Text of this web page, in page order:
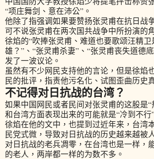
“项庄舞剑、意在沛公”。
他除了指强调如果要赞扬张灵甫在抗日战
可不说张灵甫在两次国共战争中所扮演的
徐焰的“吹捧张灵甫、难道也要歌颂汪精
雄？”、“张灵甫杀妻”、“张灵甫丧失道德
发了一波议论。
虽然有不少网民支持他的言论，但是徐焰
民的批评，指责他污名化、试图歪曲历史
不记得对日抗战的台湾？
如果中国网民或者民间对张灵甫的这股是“
和台湾方面表现出来的可能就是“冷到不行
徐焰在他的文中，也提到过近年来，台湾
民党式微，导致对日抗战的历史越来越被
对日抗战的老兵凋零，在台湾也是一样，
的老人，两岸都一样的为数不多。